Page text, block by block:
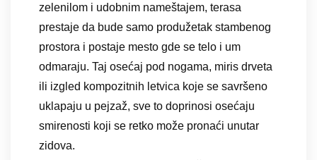
zelenilom i udobnim nameštajem, terasa
prestaje da bude samo produžetak stambenog
prostora i postaje mesto gde se telo i um
odmaraju. Taj osećaj pod nogama, miris drveta
ili izgled kompozitnih letvica koje se savršeno
uklapaju u pejzaž, sve to doprinosi osećaju
smirenosti koji se retko može pronaći unutar
zidova.